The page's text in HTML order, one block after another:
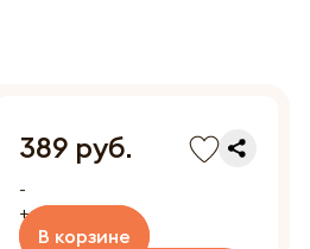
389 руб.
-
+
В корзине